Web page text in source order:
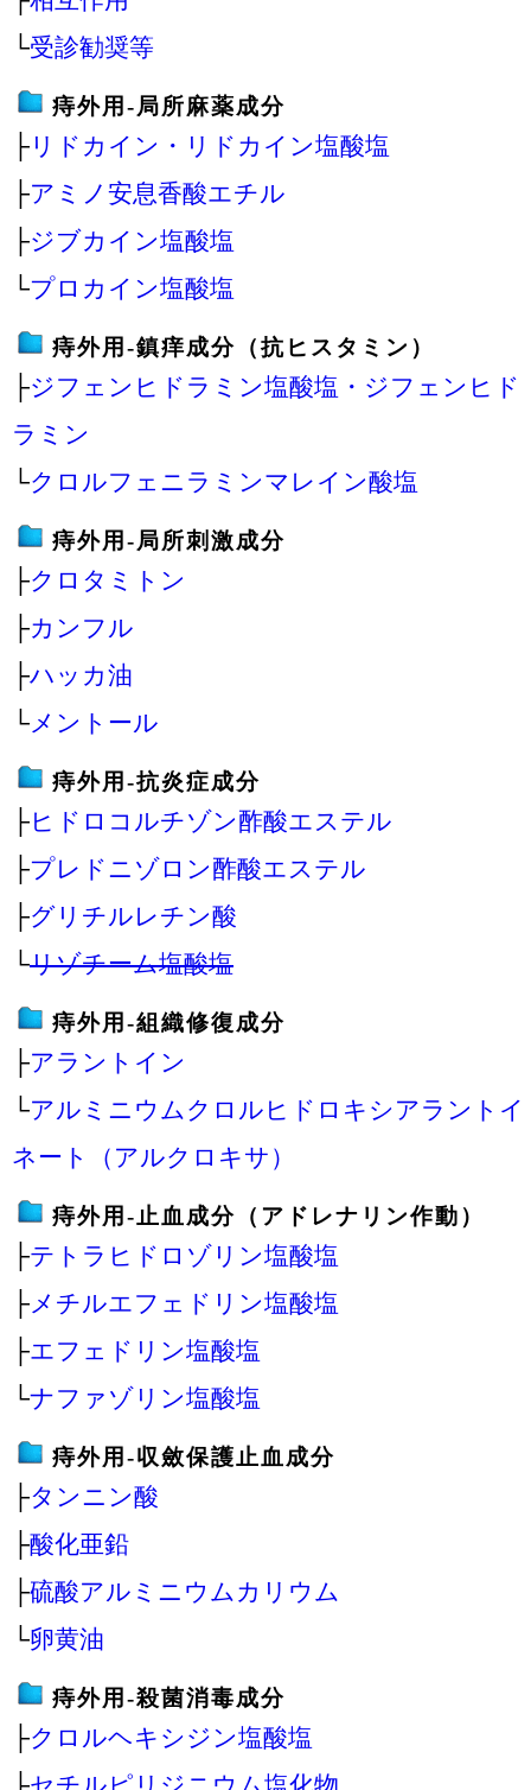
└受診勧奨等
痔外用‐局所麻薬成分
├ リドカイン・リドカイン塩酸塩
├アミノ安息香酸エチル
├ジブカイン塩酸塩
└プロカイン塩酸塩
痔外用‐鎮痒成分（抗ヒスタミン）
├ジフェンヒドラミン塩酸塩・ジフェンヒド
ラミン
└クロルフェニラミンマレイン酸塩
痔外用‐局所刺激成分
├クロタミトン
├カンフル
├ハッカ油
└メントール
痔外用‐抗炎症成分
├ヒドロコルチゾン酢酸エステル
├プレドニゾロン酢酸エステル
├グリチルレチン酸
└リゾチーム塩酸塩
痔外用‐組織修復成分
├アラントイン
└アルミニウムクロルヒドロキシアラントイ
ネート（アルクロキサ）
痔外用‐止血成分（アドレナリン作動）
├テトラヒドロゾリン塩酸塩
├メチルエフェドリン塩酸塩
├エフェドリン塩酸塩
└ナファゾリン塩酸塩
痔外用‐収斂保護止血成分
├タンニン酸
├酸化亜鉛
├硫酸アルミニウムカリウム
└卵黄油
痔外用‐殺菌消毒成分
├クロルヘキシジン塩酸塩